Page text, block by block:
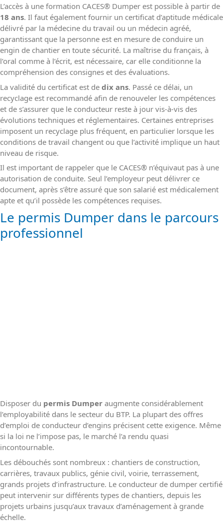
L’accès à une formation CACES® Dumper est possible à partir de
18 ans. Il faut également fournir un certificat d’aptitude médicale
délivré par la médecine du travail ou un médecin agréé,
garantissant que la personne est en mesure de conduire un
engin de chantier en toute sécurité. La maîtrise du français, à
l’oral comme à l’écrit, est nécessaire, car elle conditionne la
compréhension des consignes et des évaluations.
La validité du certificat est de dix ans. Passé ce délai, un
recyclage est recommandé afin de renouveler les compétences
et de s’assurer que le conducteur reste à jour vis-à-vis des
évolutions techniques et réglementaires. Certaines entreprises
imposent un recyclage plus fréquent, en particulier lorsque les
conditions de travail changent ou que l’activité implique un haut
niveau de risque.
Il est important de rappeler que le CACES® n’équivaut pas à une
autorisation de conduite. Seul l’employeur peut délivrer ce
document, après s’être assuré que son salarié est médicalement
apte et qu’il possède les compétences requises.
Le permis Dumper dans le parcours
professionnel
Disposer du permis Dumper augmente considérablement
l’employabilité dans le secteur du BTP. La plupart des offres
d’emploi de conducteur d’engins précisent cette exigence. Même
si la loi ne l’impose pas, le marché l’a rendu quasi
incontournable.
Les débouchés sont nombreux : chantiers de construction,
carrières, travaux publics, génie civil, voirie, terrassement,
grands projets d’infrastructure. Le conducteur de dumper certifié
peut intervenir sur différents types de chantiers, depuis les
projets urbains jusqu’aux travaux d’aménagement à grande
échelle.